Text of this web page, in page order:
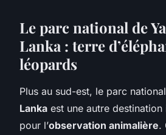
Le parc national de
Lanka : terre
léopards
Plus au sud-est, le parc
Lanka est une autre
pour l’observation animalière.